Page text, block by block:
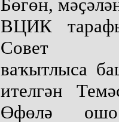
Бөгөн,
ВЦИК
Совет
ваҡытлыса
ителгән
Өфөлә